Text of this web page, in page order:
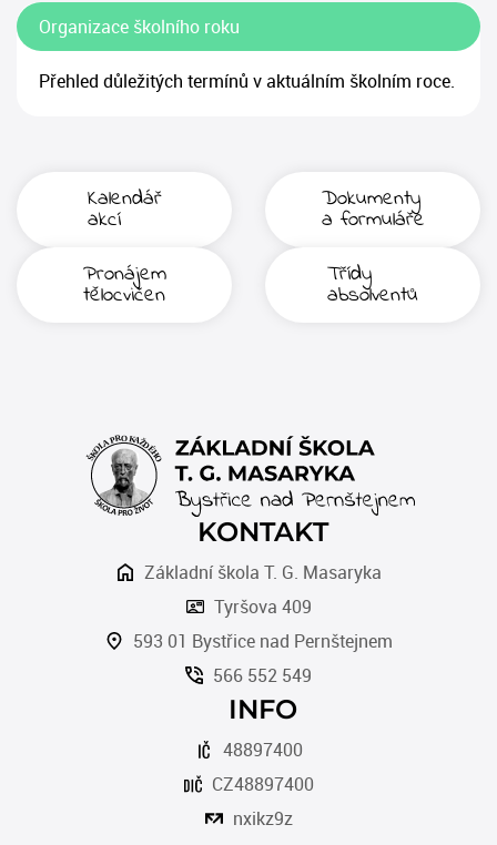
Organizace školního roku
Přehled důležitých termínů v aktuálním školním roce.
Kalendář
akcí
Dokumenty
a formuláře
Pronájem
tělocvičen
Třídy
absolventů
KONTAKT
Základní škola T. G. Masaryka
Tyršova 409
593 01 Bystřice nad Pernštejnem
566 552 549
INFO
48897400
CZ48897400
nxikz9z